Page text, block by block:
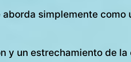
simplemente
y un estrechamiento de